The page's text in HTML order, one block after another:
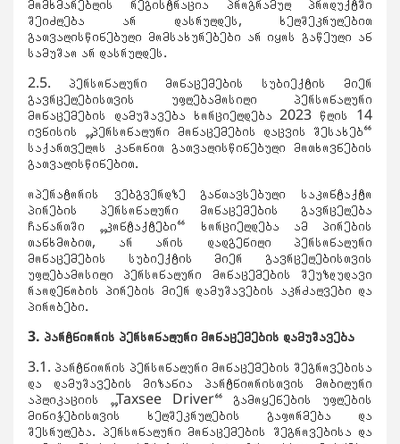
შეიძლება არ დასრულდეს, ხელშეკრულებით
გათვალისწინებული მომსახურებები არ იყოს გაწეული ან
სამუშაო არ დასრულდეს.
2.5. პერსონალური მონაცემების სუბიექტის მიერ
გავრცელებისთვის უფლებამოსილი პერსონალური
მონაცემების დამუშავება ხორციელდება 2023 წლის 14
ივნისის „პერსონალური მონაცემების დაცვის შესახებ“
საქართველოს კანონით გათვალისწინებული მოთხოვნების
გათვალისწინებით.
ოპერატორის ვებგვერდზე განთავსებული საკონტაქტო
პირების პერსონალური მონაცემების გავრცელება
ჩანართში „კონტაქტები“ ხორციელდება ამ პირების
თანხმობით, არ არის დადგენილი პერსონალური
მონაცემების სუბიექტის მიერ გავრცელებისთვის
უფლებამოსილი პერსონალური მონაცემების შეუზღუდავი
რაოდენობის პირების მიერ დამუშავების აკრძალვები და
პირობები.
3. პარტნიორის პერსონალური მონაცემების დამუშავება
3.1. პარტნიორის პერსონალური მონაცემების შეგროვებისა
და დამუშავების მიზანია პარტნიორისთვის მობილური
აპლიკაციის „Taxsee Driver“ გამოყენების უფლების
მინიჭებისთვის ხელშეკრულების გაფორმება და
შესრულება. პერსონალური მონაცემების შეგროვებისა და